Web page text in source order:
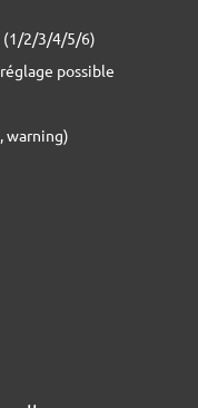
(1/2/3/4/5/6)
possible
warning)